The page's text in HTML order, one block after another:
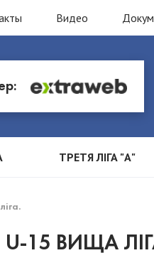
Видео
ТРЕТЯ ЛІГА "А"
15 ВИЩА